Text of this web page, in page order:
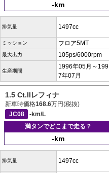
-km
排気量 1497cc
ミッション フロア5MT
最大出力 105ps/6000rpm
生産期間
1996年05月～199
7年07月
1.5 Ct.IIレフィナ
新車時価格168.6万円(税抜)
JC08
-km/L
満タンでどこまで走る？
-km
排気量 1497cc